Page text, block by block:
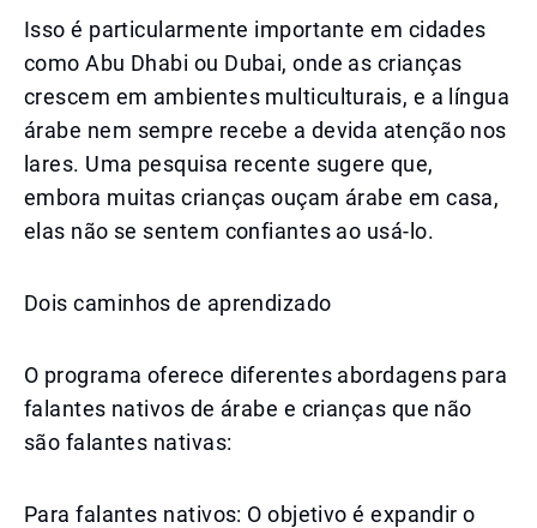
Isso é particularmente importante em cidades
como Abu Dhabi ou Dubai, onde as crianças
crescem em ambientes multiculturais, e a língua
árabe nem sempre recebe a devida atenção nos
lares. Uma pesquisa recente sugere que,
embora muitas crianças ouçam árabe em casa,
elas não se sentem confiantes ao usá-lo.
Dois caminhos de aprendizado
O programa oferece diferentes abordagens para
falantes nativos de árabe e crianças que não
são falantes nativas:
Para falantes nativos: O objetivo é expandir o